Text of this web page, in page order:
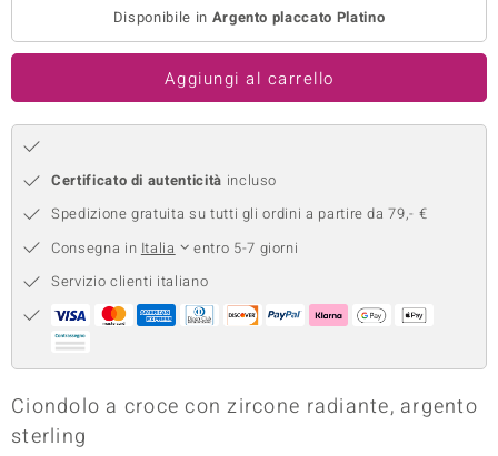
Classics
Disponibile in Argento placcato Platino
Aggiungi al carrello
Certificato di autenticità incluso
Spedizione gratuita su tutti gli ordini a partire da 79,- €
Consegna in Italia
entro 5-7 giorni
Servizio clienti italiano
Ciondolo a croce con zircone radiante, argento
sterling